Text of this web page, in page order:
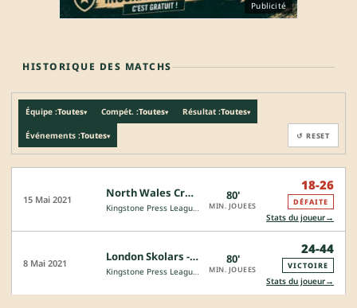
Publicité
HISTORIQUE DES MATCHS
Équipe :Toutes▾ Compét. :Toutes▾ Résultat :Toutes▾
Événements :Toutes▾ ↺ RESET
15 Mai 2021 North Wales Crusaders - Hunslet Hawks
Kingstone Press League 1
80'
MIN. JOUEES
18-26
DÉFAITE
Stats du joueur→
8 Mai 2021 London Skolars - North Wales Crusaders
Kingstone Press League 1
80'
MIN. JOUEES
24-44
VICTOIRE
Stats du joueur→